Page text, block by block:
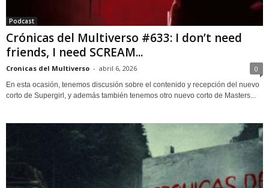
Podcast
Crónicas del Multiverso #633: I don’t need
friends, I need SCREAM...
Cronicas del Multiverso - abril 6, 2026 0
En esta ocasión, tenemos discusión sobre el contenido y recepción del nuevo
corto de Supergirl, y además también tenemos otro nuevo corto de Masters...